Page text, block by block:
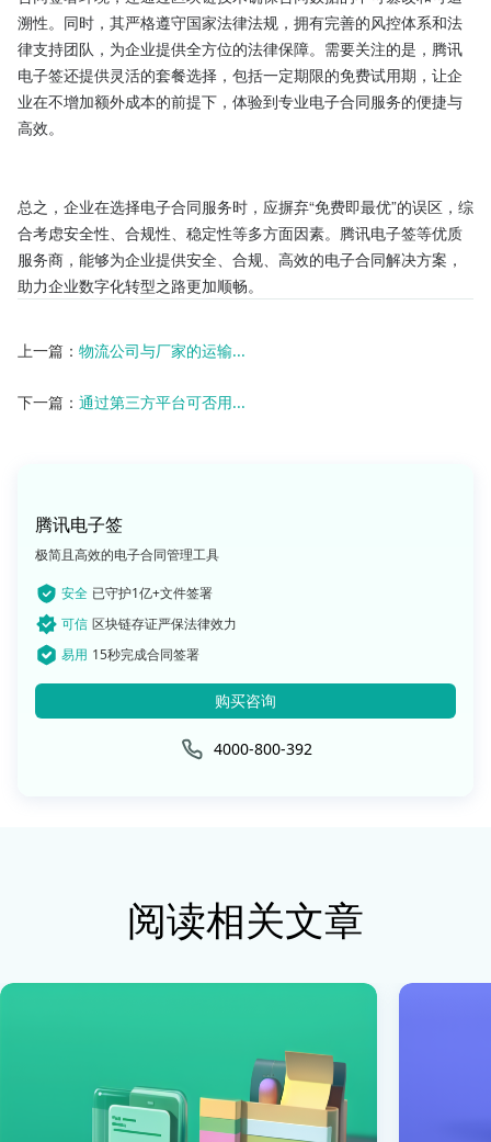
溯性。同时，其严格遵守国家法律法规，拥有完善的风控体系和法
律支持团队，为企业提供全方位的法律保障。需要关注的是，腾讯
电子签还提供灵活的套餐选择，包括一定期限的免费试用期，让企
业在不增加额外成本的前提下，体验到专业电子合同服务的便捷与
高效。
总之，企业在选择电子合同服务时，应摒弃“免费即最优”的误区，综
合考虑安全性、合规性、稳定性等多方面因素。腾讯电子签等优质
服务商，能够为企业提供安全、合规、高效的电子合同解决方案，
助力企业数字化转型之路更加顺畅。
上一篇： 物流公司与厂家的运输...
下一篇： 通过第三方平台可否用...
腾讯电子签
极简且高效的电子合同管理工具
安全 已守护1亿+文件签署
可信 区块链存证严保法律效力
易用 15秒完成合同签署
购买咨询
4000-800-392
阅读相关文章